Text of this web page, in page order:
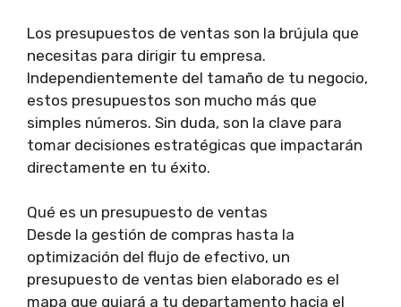
Los presupuestos de ventas son la brújula que
necesitas para dirigir tu empresa.
Independientemente del tamaño de tu negocio,
estos presupuestos son mucho más que
simples números. Sin duda, son la clave para
tomar decisiones estratégicas que impactarán
directamente en tu éxito.
Qué es un presupuesto de ventas
Desde la gestión de compras hasta la
optimización del flujo de efectivo, un
presupuesto de ventas bien elaborado es el
mapa que guiará a tu departamento hacia el